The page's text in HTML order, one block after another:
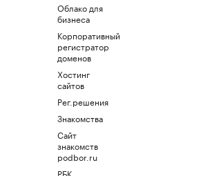
Облако для
бизнеса
Корпоративный
регистратор
доменов
Хостинг
сайтов
Рег.решения
Знакомства
Сайт
знакомств
podbor.ru
РБК